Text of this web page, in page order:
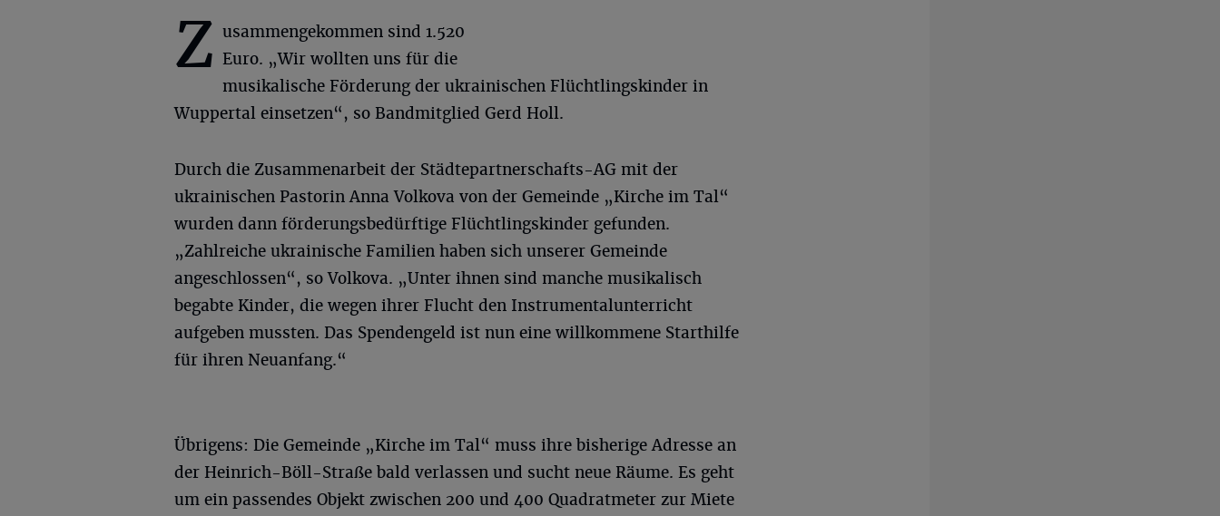
Z usammengekommen sind 1.520
Euro. „Wir wollten uns für die
musikalische Förderung der ukrainischen Flüchtlingskinder in
Wuppertal einsetzen“, so Bandmitglied Gerd Holl.
Durch die Zusammenarbeit der Städtepartnerschafts-AG mit der
ukrainischen Pastorin Anna Volkova von der Gemeinde „Kirche im Tal“
wurden dann förderungsbedürftige Flüchtlingskinder gefunden.
„Zahlreiche ukrainische Familien haben sich unserer Gemeinde
angeschlossen“, so Volkova. „Unter ihnen sind manche musikalisch
begabte Kinder, die wegen ihrer Flucht den Instrumentalunterricht
aufgeben mussten. Das Spendengeld ist nun eine willkommene Starthilfe
für ihren Neuanfang.“
Übrigens: Die Gemeinde „Kirche im Tal“ muss ihre bisherige Adresse an
der Heinrich-Böll-Straße bald verlassen und sucht neue Räume. Es geht
um ein passendes Objekt zwischen 200 und 400 Quadratmeter zur Miete